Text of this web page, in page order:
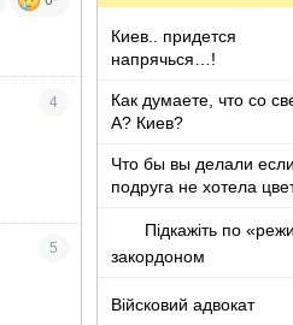
4
5
Киев.. придется
напрячься…!
Как думаете, что со
А? Киев?
Что бы вы делали
подруга не хотела
Підкажіть по
закордоном
Війсковий адвокат